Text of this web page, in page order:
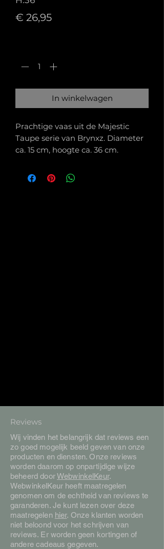
€ 26,95Prijs
In winkelwagen
Prachtige vaas uit de Majestic
Taupe serie van Brynxz. Diameter
ca. 15 cm, hoogte ca. 36 cm.
Reviews
Wij vinden het belangrijk dat reviews een
zo goed mogelijk beeld geven van onze
producten en diensten. Onze reviews
worden daarom op onpartijdige wijze
beheerd doorWebwinkelKeur.
WebwinkelKeur heeft maatregelen
genomen om de echtheid van reviews te
garanderen. Je kunt lezen over deze
maatregelen hier. Onze klanten worden
niet beloond voor het schrijven van
reviews. Er worden geen kortingen of
andere cadeaus gegeven.